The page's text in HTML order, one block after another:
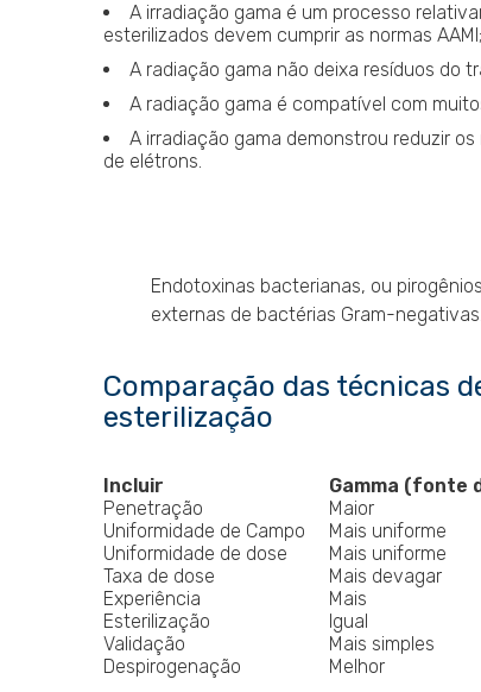
A irradiação gama é um processo
esterilizados devem cumprir as normas AAMI;
A radiação gama não deixa resíduos do
A radiação gama é compatível com
A irradiação gama demonstrou reduzir
de elétrons.
Endotoxinas bacterianas, ou
externas de bactérias Gram-
Comparação das técnicas
esterilização
Incluir Gamma (fonte
Penetração
Maior
Uniformidade de Campo
Mais uniforme
Uniformidade de dose
Mais uniforme
Taxa de dose
Mais devagar
Experiência
Mais
Esterilização
Igual
Validação
Mais simples
Despirogenação
Melhor